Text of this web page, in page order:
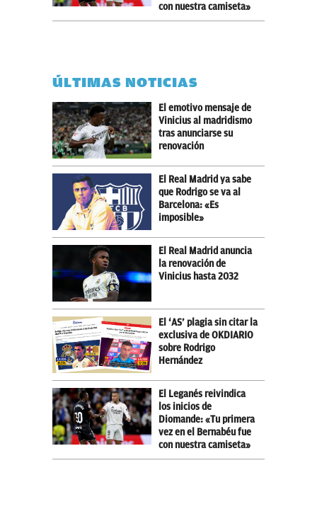
con nuestra camiseta»
ÚLTIMAS NOTICIAS
El emotivo mensaje de
Vinicius al madridismo
tras anunciarse su
renovación
El Real Madrid ya sabe
que Rodrigo se va al
Barcelona: «Es
imposible»
El Real Madrid anuncia
la renovación de
Vinicius hasta 2032
El ‘AS’ plagia sin citar la
exclusiva de OKDIARIO
sobre Rodrigo
Hernández
El Leganés reivindica
los inicios de
Diomande: «Tu primera
vez en el Bernabéu fue
con nuestra camiseta»